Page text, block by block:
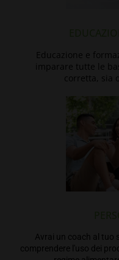
Educazione e
imparare tutte le
corretta, sia
Avrai un coach al tuo
comprendere l'uso dei